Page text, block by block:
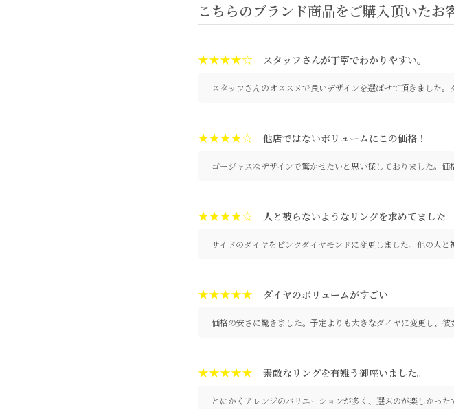
こちらのブランド商品をご購入頂いたお
★★★★☆ スタッフさんが丁寧でわかりやすい。
スタッフさんのオススメで良いデザインを選ばせて頂きました
★★★★☆ 他店ではないボリュームにこの価格！
ゴージャスなデザインで驚かせたいと思い探しておりました。価
★★★★☆ 人と被らないようなリングを求めてました
サイドのダイヤをピンクダイヤモンドに変更しました。他の人と
★★★★★ ダイヤのボリュームがすごい
価格の安さに驚きました。予定よりも大きなダイヤに変更し、彼
★★★★★ 素敵なリングを有難う御座いました。
とにかくアレンジのバリエーションが多く、選ぶのが楽しかっ